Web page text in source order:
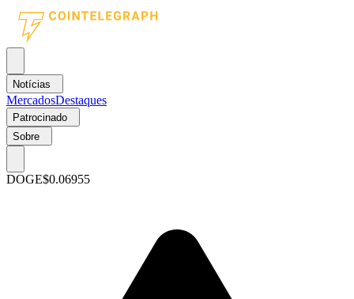
Notícias
MercadosDestaques
Patrocinado
Sobre
DOGE$0.06955